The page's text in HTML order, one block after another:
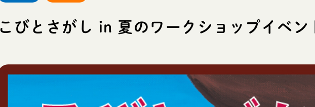
こびとさがし in 夏のワークショップイベ